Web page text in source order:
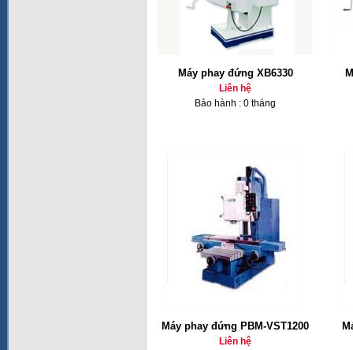
Máy phay đứng XB6330
Liên hệ
Bảo hành : 0 tháng
Máy phay đứng PBM-VST1200
Liên hệ